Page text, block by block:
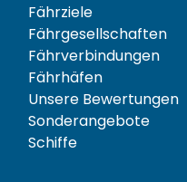
Fährziele
Fährgesellschaften
Fährverbindungen
Fährhäfen
Unsere Bewertungen
Sonderangebote
Schiffe